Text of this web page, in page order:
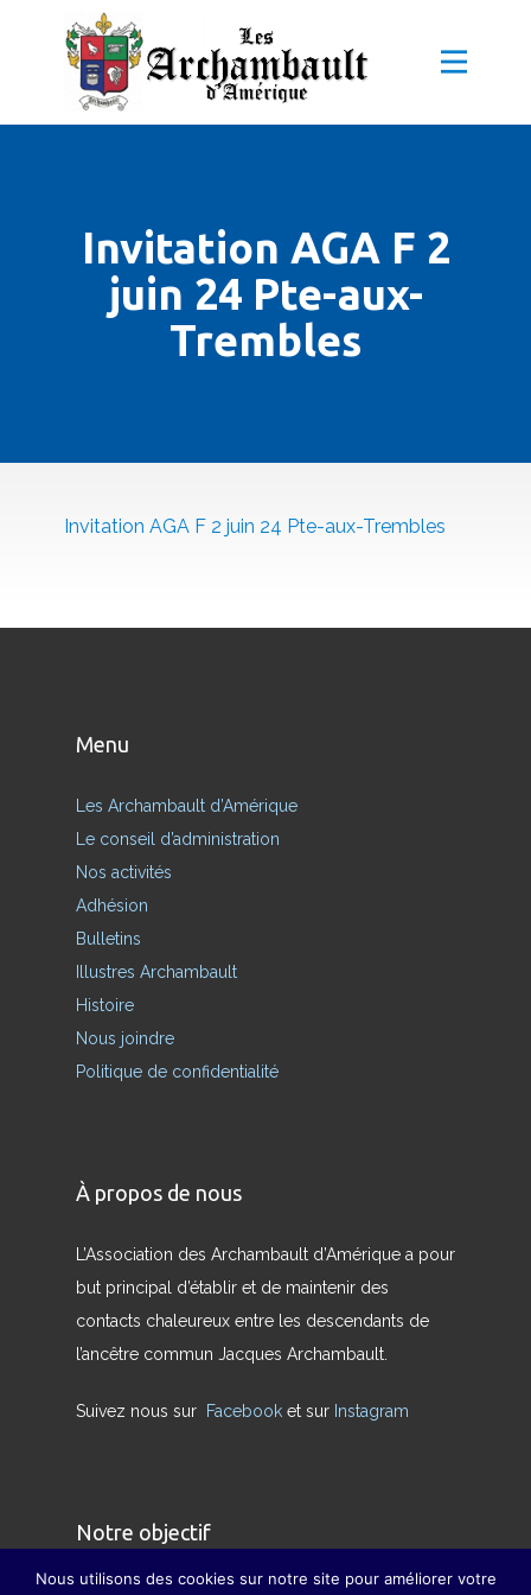
Invitation AGA F 2
juin 24 Pte-aux-
Trembles
Invitation AGA F 2 juin 24 Pte-aux-Trembles
Menu
Les Archambault d’Amérique
Le conseil d’administration
Nos activités
Adhésion
Bulletins
Illustres Archambault
Histoire
Nous joindre
Politique de confidentialité
À propos de nous
L’Association des Archambault d’Amérique a pour
but principal d’établir et de maintenir des
contacts chaleureux entre les descendants de
l’ancêtre commun Jacques Archambault.
Suivez nous sur Facebook et sur Instagram
Notre objectif
Nous utilisons des cookies sur notre site pour améliorer votre